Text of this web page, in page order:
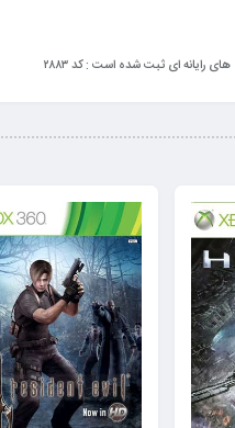
رایانه ای ثبت شده است : کد ۲۸۸۳